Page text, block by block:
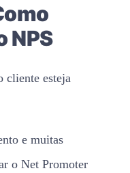
NPS
cliente esteja
e muitas
o Net Promoter